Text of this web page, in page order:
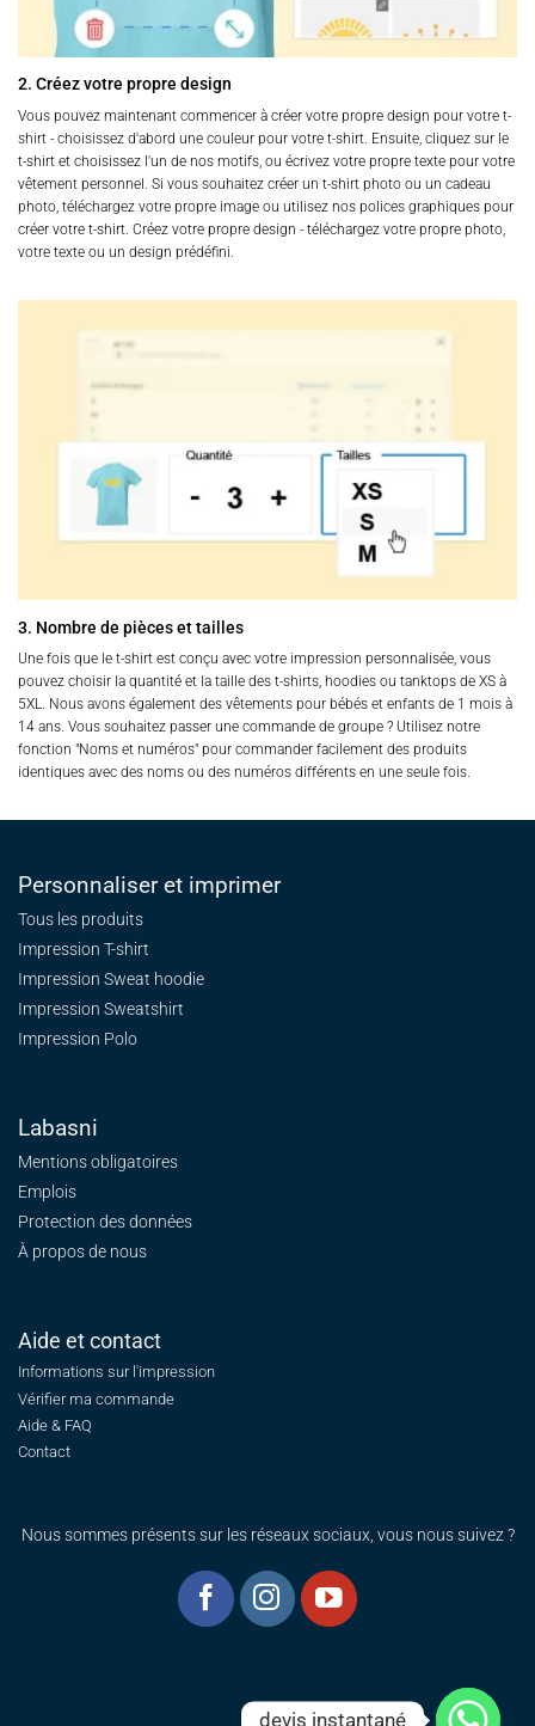
2. Créez votre propre design
Vous pouvez maintenant commencer à créer votre propre design pour votre t-
shirt - choisissez d'abord une couleur pour votre t-shirt. Ensuite, cliquez sur le
t-shirt et choisissez l'un de nos motifs, ou écrivez votre propre texte pour votre
vêtement personnel. Si vous souhaitez créer un t-shirt photo ou un cadeau
photo, téléchargez votre propre image ou utilisez nos polices graphiques pour
créer votre t-shirt. Créez votre propre design - téléchargez votre propre photo,
votre texte ou un design prédéfini.
3. Nombre de pièces et tailles
Une fois que le t-shirt est conçu avec votre impression personnalisée, vous
pouvez choisir la quantité et la taille des t-shirts, hoodies ou tanktops de XS à
5XL. Nous avons également des vêtements pour bébés et enfants de 1 mois à
14 ans. Vous souhaitez passer une commande de groupe ? Utilisez notre
fonction "Noms et numéros" pour commander facilement des produits
identiques avec des noms ou des numéros différents en une seule fois.
Personnaliser et imprimer
Tous les produits
Impression T-shirt
Impression Sweat hoodie
Impression Sweatshirt
Impression Polo
Labasni
Mentions obligatoires
Emplois
Protection des données
À propos de nous
Aide et contact
Informations sur l'impression
Vérifier ma commande
Aide & FAQ
Contact
Nous sommes présents sur les réseaux sociaux, vous nous suivez ?
devis instantané